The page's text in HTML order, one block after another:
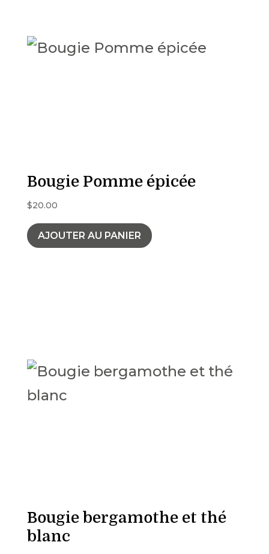
Bougie Pomme épicée
$20.00
AJOUTER AU PANIER
Bougie bergamothe et thé
blanc